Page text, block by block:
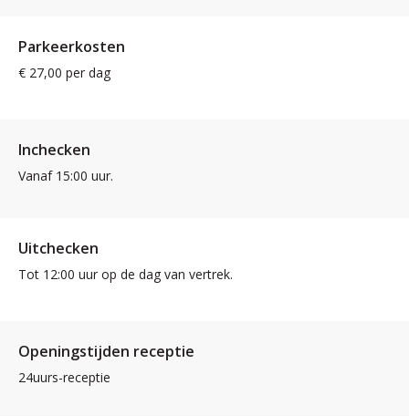
Parkeerkosten
€ 27,00 per dag
Inchecken
Vanaf 15:00 uur.
Uitchecken
Tot 12:00 uur op de dag van vertrek.
Openingstijden receptie
24uurs-receptie